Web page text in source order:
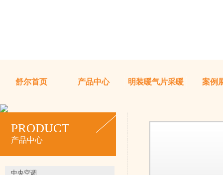
舒尔首页 产品中心 明装暖气片采暖 案例
PRODUCT
产品中心
中央空调
TKH集团同时是荷兰